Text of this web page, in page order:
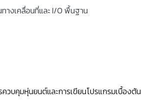
างเคลื่อนที่และ I/O พื้นฐาน
วบคุมหุ่นยนต์และการเขียนโปรแกรมเบื้องต้น